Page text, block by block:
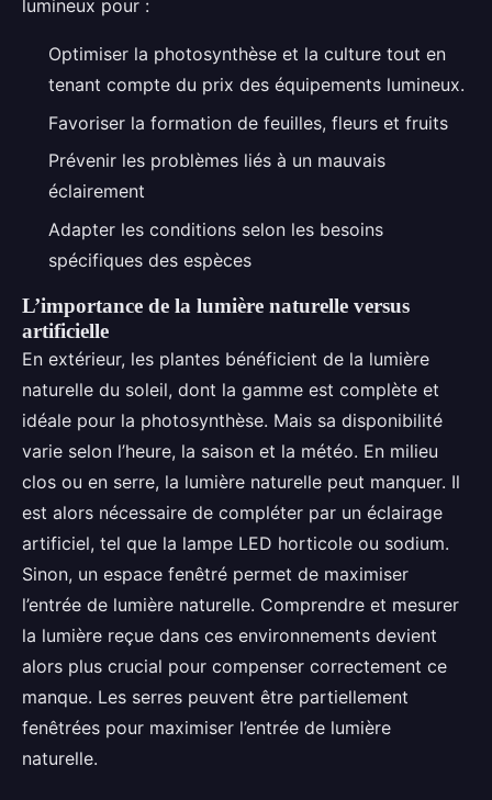
lumineux pour :
Optimiser la photosynthèse et la culture tout en
tenant compte du prix des équipements lumineux.
Favoriser la formation de feuilles, fleurs et fruits
Prévenir les problèmes liés à un mauvais
éclairement
Adapter les conditions selon les besoins
spécifiques des espèces
L’importance de la lumière naturelle versus
artificielle
En extérieur, les plantes bénéficient de la lumière
naturelle du soleil, dont la gamme est complète et
idéale pour la photosynthèse. Mais sa disponibilité
varie selon l’heure, la saison et la météo. En milieu
clos ou en serre, la lumière naturelle peut manquer. Il
est alors nécessaire de compléter par un éclairage
artificiel, tel que la lampe LED horticole ou sodium.
Sinon, un espace fenêtré permet de maximiser
l’entrée de lumière naturelle. Comprendre et mesurer
la lumière reçue dans ces environnements devient
alors plus crucial pour compenser correctement ce
manque. Les serres peuvent être partiellement
fenêtrées pour maximiser l’entrée de lumière
naturelle.